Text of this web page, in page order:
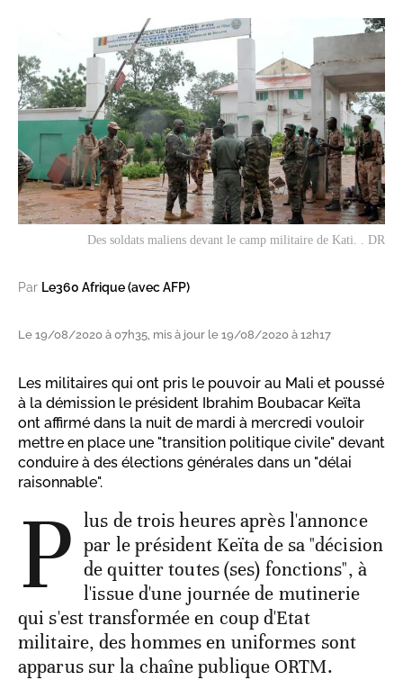
Des soldats maliens devant le camp militaire de Kati. . DR
Par Le360 Afrique (avec AFP)
Le 19/08/2020 à 07h35, mis à jour le 19/08/2020 à 12h17
Les militaires qui ont pris le pouvoir au Mali et poussé
à la démission le président Ibrahim Boubacar Keïta
ont affirmé dans la nuit de mardi à mercredi vouloir
mettre en place une "transition politique civile" devant
conduire à des élections générales dans un "délai
raisonnable".
P lus de trois heures après l'annonce
par le président Keïta de sa "décision
de quitter toutes (ses) fonctions", à
l'issue d'une journée de mutinerie
qui s'est transformée en coup d'Etat
militaire, des hommes en uniformes sont
apparus sur la chaîne publique ORTM.